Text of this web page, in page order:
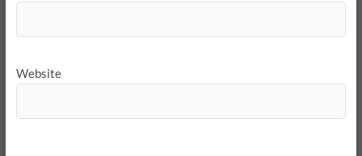
Website